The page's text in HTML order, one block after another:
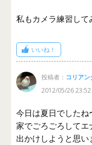
私もカメラ練習して
いいね！
投稿者： コリアン
2012/05/26 23:52
今日は夏日でしたね
家でごろごろして
出かけしようと思い